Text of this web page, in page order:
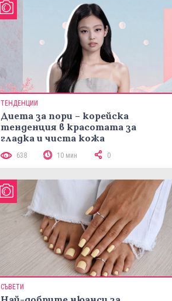
ТЕНДЕНЦИИ
Диета за пори – корейска
тенденция в красотата за
гладка и чиста кожа
638 10 мин 0
СЪВЕТИ